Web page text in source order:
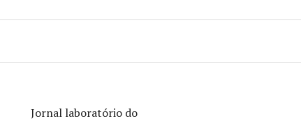
Jornal laboratório do